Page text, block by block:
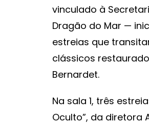
vinculado à
Dragão do Mar —
estreias que
clássicos
Bernardet.
Na sala 1, três
Oculto”, da diretora